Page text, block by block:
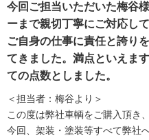
今回ご担当いただいた梅谷
ーまで親切丁寧にご対応し
ご自身の仕事に責任と誇り
てきました。満点といえま
ての点数としました。
＜担当者：梅谷より＞
この度は弊社車輌をご購入頂き
今回、架装・塗装等すべて弊社